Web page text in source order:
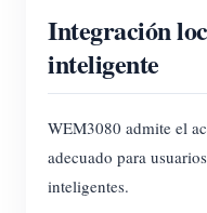
Integración
inteligente
WEM3080 admite el
adecuado para
inteligentes.